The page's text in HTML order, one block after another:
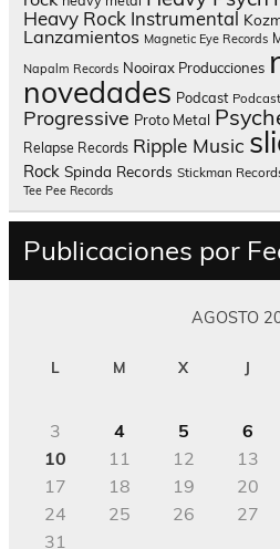
Heavy Rock Instrumental
Lanzamientos Magnetic Eye Records
Napalm Records Nooirax Producciones
novedades Podcast
Progressive Proto Metal
Relapse Records Ripple Music
Rock Spinda Records Stickman
Tee Pee Records
Publicaciones por
AGOSTO
L M X J
3
4 5 6
10
11 12 13
17
18 19 20
24
25 26 27
31